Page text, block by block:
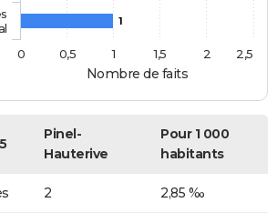
Nombre de faits
1
0
0,5 1 1,5 2 2,5
Pinel-
Hauterive
Pour 1 000
habitants
2 2,85 ‰